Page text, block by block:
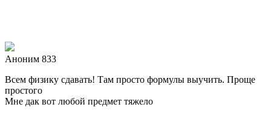
Аноним 833
Всем физику сдавать! Там просто формулы выучить. Проще
простого
Мне дак вот любой предмет тяжело